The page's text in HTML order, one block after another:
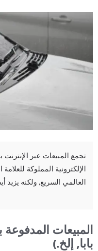
تجمع المبيعات عبر الإنترنت
الإلكترونية المملوكة للعلامة
العالمي السريع, ولكنه يزيد
المدفوعة
إلخ.)